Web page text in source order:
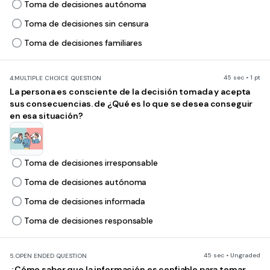
Toma de decisiones autónoma
Toma de decisiones sin censura
Toma de decisiones familiares
4.MULTIPLE CHOICE QUESTION 45 sec • 1 pt
La persona es consciente de la decisión tomada y acepta
sus consecuencias. de ¿Qué es lo que se desea conseguir
en esa situación?
Toma de decisiones irresponsable
Toma de decisiones autónoma
Toma de decisiones informada
Toma de decisiones responsable
5.OPEN ENDED QUESTION 45 sec • Ungraded